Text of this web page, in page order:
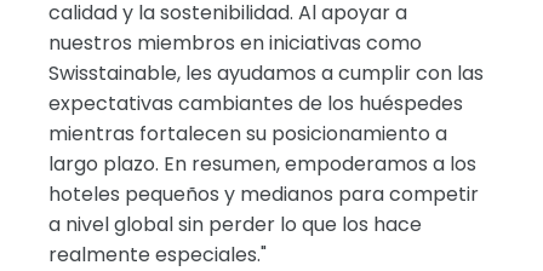
calidad y la sostenibilidad. Al apoyar a
nuestros miembros en iniciativas como
Swisstainable, les ayudamos a cumplir con las
expectativas cambiantes de los huéspedes
mientras fortalecen su posicionamiento a
largo plazo. En resumen, empoderamos a los
hoteles pequeños y medianos para competir
a nivel global sin perder lo que los hace
realmente especiales."